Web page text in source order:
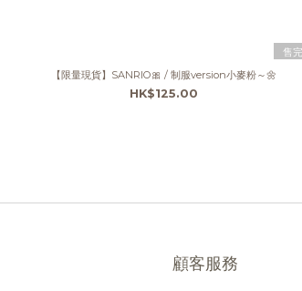
售完
【限量現貨】SANRIO🎀 / 制服version小麥粉～🌼
HK$125.00
顧客服務